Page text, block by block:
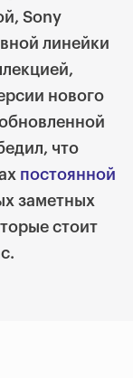
Sony
линейки
нового
что
постоянной
заметных
стоит